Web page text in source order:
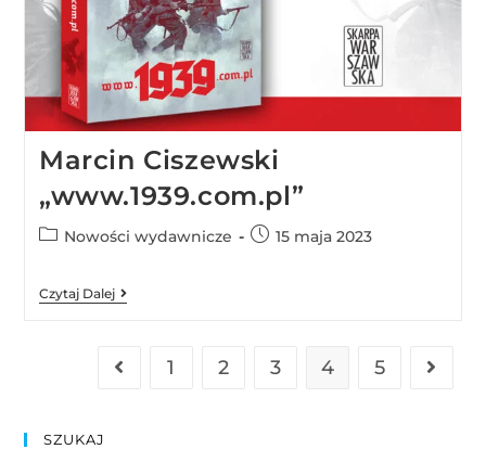
Marcin Ciszewski
„www.1939.com.pl”
Nowości wydawnicze 15 maja 2023
Czytaj Dalej
1 2 3 4 5
SZUKAJ